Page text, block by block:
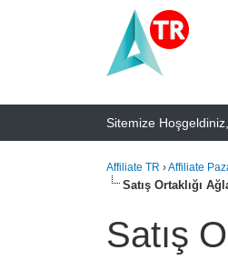
Sitemize
Affiliate TR ›Affiliate
Satış Ortaklığı
Satış